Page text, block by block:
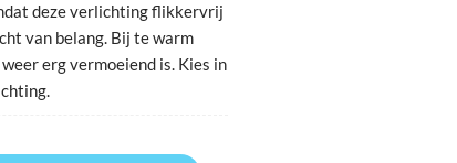
deze verlichting flikkervrij
van belang. Bij te warm
erg vermoeiend is. Kies in